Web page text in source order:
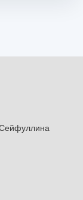
Сейфуллина